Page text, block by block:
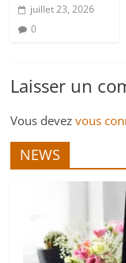
juillet 23, 2026
0
Laisser un
Vous devezvous
NEWS